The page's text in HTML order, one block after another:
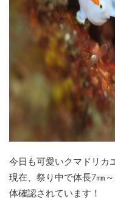
今日も可愛いクマドリカ
現在、祭り中で体長7㎜
体確認されています！